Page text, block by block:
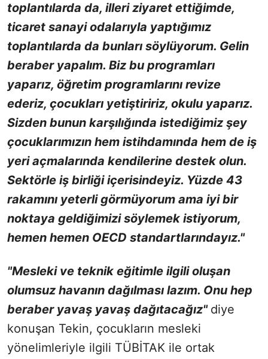
toplantılarda da, illeri ziyaret ettiğimde,
ticaret sanayi odalarıyla yaptığımız
toplantılarda da bunları söylüyorum. Gelin
beraber yapalım. Biz bu programları
yaparız, öğretim programlarını revize
ederiz, çocukları yetiştiririz, okulu yaparız.
Sizden bunun karşılığında istediğimiz şey
çocuklarımızın hem istihdamında hem de iş
yeri açmalarında kendilerine destek olun.
Sektörle iş birliği içerisindeyiz. Yüzde 43
rakamını yeterli görmüyorum ama iyi bir
noktaya geldiğimizi söylemek istiyorum,
hemen hemen OECD standartlarındayız."
"Mesleki ve teknik eğitimle ilgili oluşan
olumsuz havanın dağılması lazım. Onu hep
beraber yavaş yavaş dağıtacağız" diye
konuşan Tekin, çocukların mesleki
yönelimleriyle ilgili TÜBİTAK ile ortak